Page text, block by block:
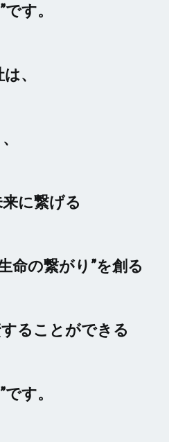
す。
、
に繋げる
命の繋がり”を創る
ることができる
す。